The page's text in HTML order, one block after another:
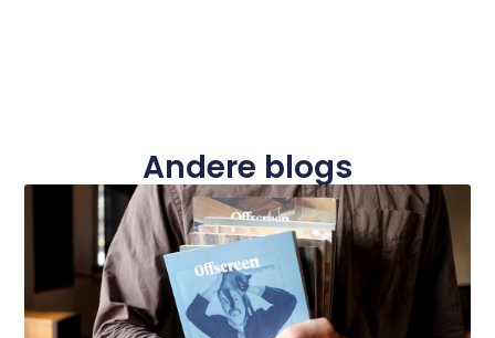
Andere blogs